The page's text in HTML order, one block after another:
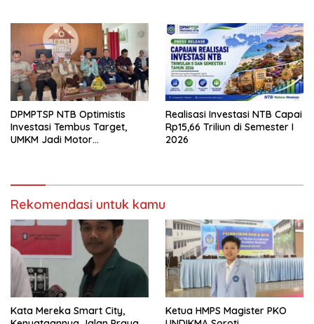
DPMPTSP NTB Optimistis
Investasi Tembus Target,
UMKM Jadi Motor
Realisasi Investasi NTB Capai
Rp15,66 Triliun di Semester I
2026
Rekomendasi untuk kamu
Kata Mereka Smart City,
Ketua HMPS Magister PKO